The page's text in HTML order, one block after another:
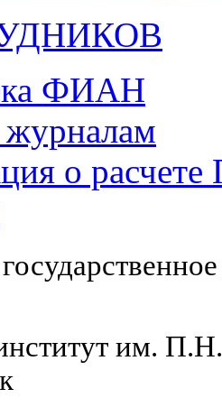
ФИАН
о
им.